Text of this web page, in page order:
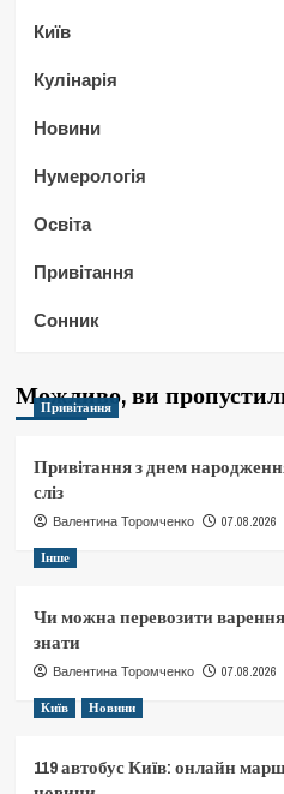
Київ
Кулінарія
Новини
Нумерологія
Освіта
Привітання
Сонник
Можливо, ви
Привітання
Привітання з днем
сліз
Валентина Торомченко 07.08.2026
Інше
Чи можна перевозити
знати
Валентина Торомченко 07.08.2026
Київ Новини
119 автобус Київ: онлайн